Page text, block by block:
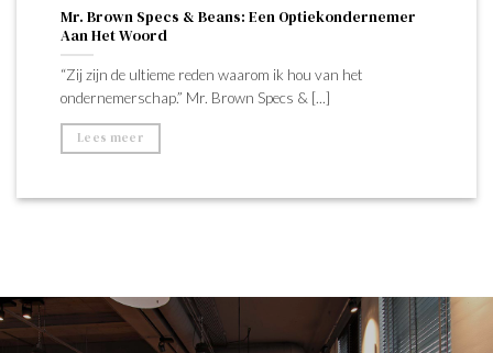
Mr. Brown Specs & Beans: Een Optiekondernemer
Aan Het Woord
“Zij zijn de ultieme reden waarom ik hou van het
ondernemerschap.” Mr. Brown Specs & [...]
Lees meer